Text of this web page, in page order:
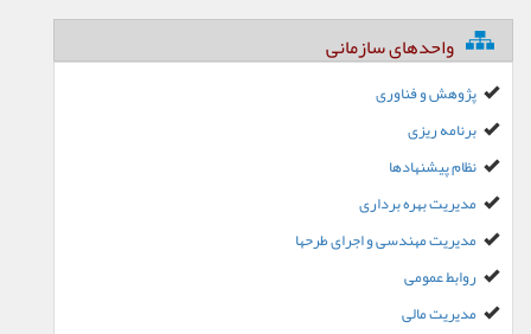
واحدهای سازمانی
پژوهش و فناوری
برنامه ریزی
نظام پیشنهادها
مدیریت بهره برداری
مدیریت مهندسی و اجرای طرحها
روابط عمومی
مدیریت مالی